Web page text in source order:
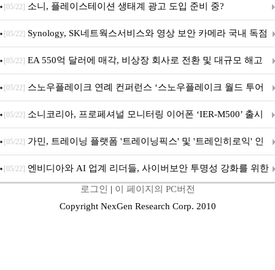
차 서비스 종료
[05/22] 소니, 플레이스테이션 생태계 광고 도입 준비 중?
[05/22] Synology, SK네트웍스서비스와 영상 보안 카메라 국내 독점
판매 파트너십 체결
[05/22] EA 550억 달러에 매각, 비상장 회사로 전환 및 대규모 해고
전망
[05/22] 스노우플레이크 연례 컨퍼런스 ‘스노우플레이크 월드 투어
서울’ 개최
[05/22] 소니코리아, 프로페셔널 모니터링 이어폰 ‘IER-M500’ 출시
[05/22] 가민, 트레이닝 플랫폼 '트레이닝픽스' 및 '트레인히로익' 인
수로 선수와 코치에 맞춤형 훈련 지원 확대
[05/22] 엔비디아와 AI 업계 리더들, 사이버보안 투명성 강화를 위한
SAFE 가이드라인 제안
로그인 | 이 페이지의 PC버전
Copyright NexGen Research Corp. 2010